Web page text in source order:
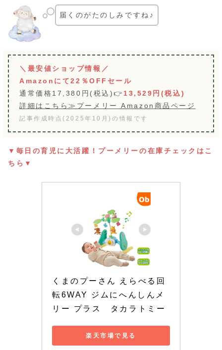
届くのがたのしみですね♪
＼最安値ショップ情報／
Amazonにて22％OFFセール
通常価格17,380円(税込)👉 13,529円(税込)
詳細はこちら≫プーメリー Amazon商品ページ
記事作成時点(2025年10月)の情報です
▼毎日の育児に大活躍！プーメリーの在庫チェックはこ
ちら▼
くまのプーさん えらべる回
転6WAY ジムにへんしんメ
リー プラス　タカラトミー
楽天市場で見る